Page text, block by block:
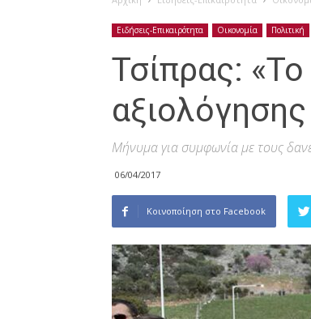
Ειδήσεις-Επικαιρότητα Οικονομία Πολιτική
Τσίπρας:
Μήνυμα για συμφωνία με τους
06/04/2017
Κοινοποίηση στο Facebook